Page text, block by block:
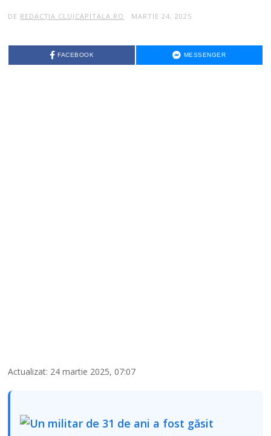
DE REDACȚIA CLUJCAPITALA.RO MARTIE 24, 2025
FACEBOOK MESSENGER
Actualizat: 24 martie 2025, 07:07